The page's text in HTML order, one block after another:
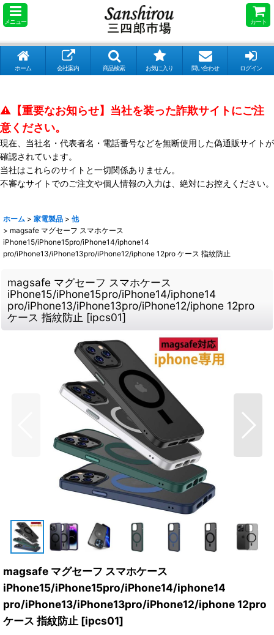
メニュー カート
ホーム 会社案内 商品検索 お気に入り 問い合わせ ログイン
⚠️【重要なお知らせ】当社を装った詐欺サイトにご注
意ください。
現在、当社名・代表者名・電話番号などを無断使用した偽通販サイトが
確認されています。
当社はこれらのサイトと一切関係ありません。
不審なサイトでのご注文や個人情報の入力は、絶対にお控えください。
ホーム > 家電製品 > 他
> magsafe マグセーフ スマホケース
iPhone15/iPhone15pro/iPhone14/iphone14
pro/iPhone13/iPhone13pro/iPhone12/iphone 12pro ケース 指紋防止
magsafe マグセーフ スマホケース
iPhone15/iPhone15pro/iPhone14/iphone14
pro/iPhone13/iPhone13pro/iPhone12/iphone 12pro
ケース 指紋防止 [ipcs01]
magsafe マグセーフ スマホケース
iPhone15/iPhone15pro/iPhone14/iphone14
pro/iPhone13/iPhone13pro/iPhone12/iphone 12pro
ケース 指紋防止 [ipcs01]